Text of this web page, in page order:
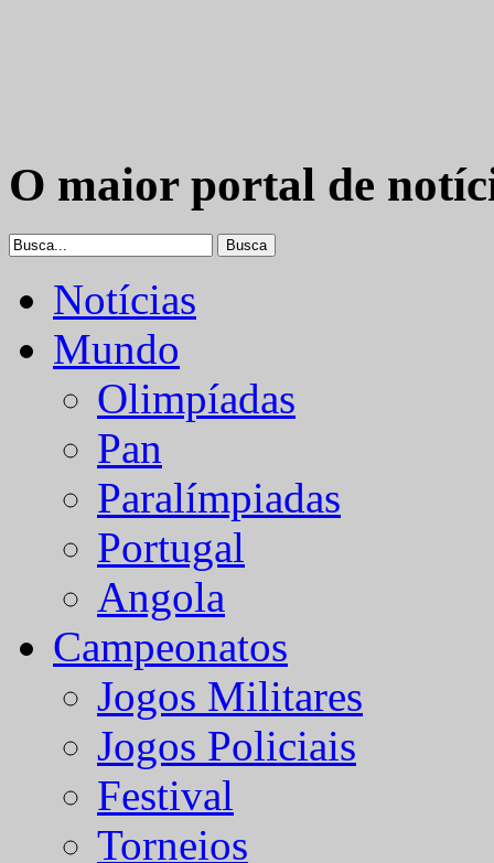
O maior portal de
Notícias
Mundo
Olimpíadas
Pan
Paralímpiadas
Portugal
Angola
Campeonatos
Jogos Militares
Jogos Policiais
Festival
Torneios